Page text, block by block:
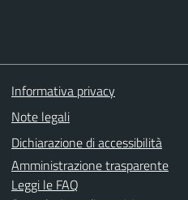
Informativa privacy
Note legali
Dichiarazione di accessibilità
Amministrazione trasparente
Leggi le FAQ